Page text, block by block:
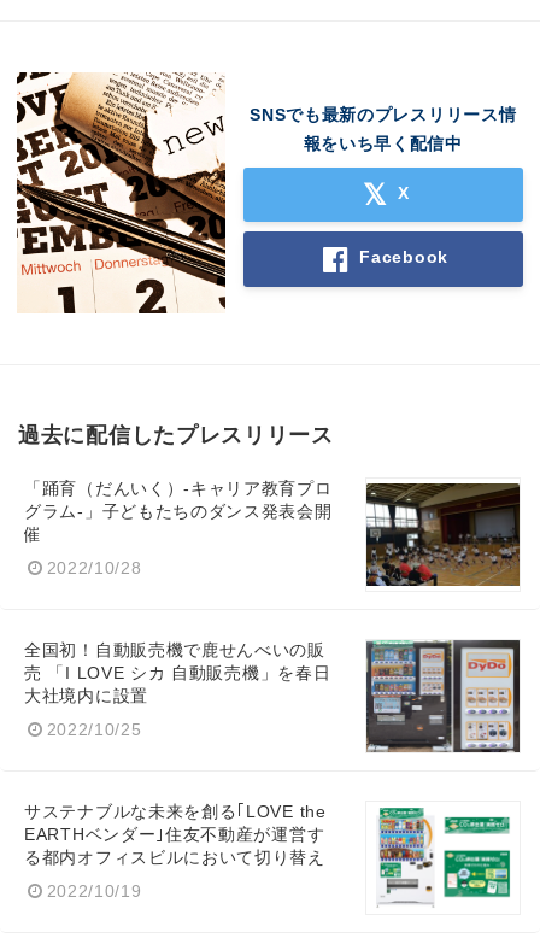
SNSでも最新のプレスリリース情
報をいち早く配信中
X
Facebook
過去に配信したプレスリリース
「踊育（だんいく）-キャリア教育プロ
グラム-」子どもたちのダンス発表会開
催
2022/10/28
全国初！自動販売機で鹿せんべいの販
売 「I LOVE シカ 自動販売機」を春日
大社境内に設置
2022/10/25
サステナブルな未来を創る｢LOVE the
EARTHベンダー｣住友不動産が運営す
る都内オフィスビルにおいて切り替え
2022/10/19